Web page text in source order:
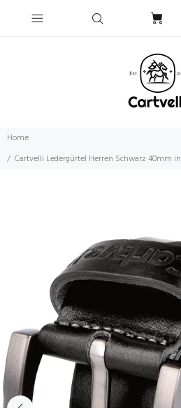
Home
Cartvelli Ledergürtel Herren Schwarz 40mm